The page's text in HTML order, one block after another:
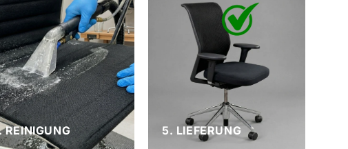
REINIGUNG 5. LIEFERUNG